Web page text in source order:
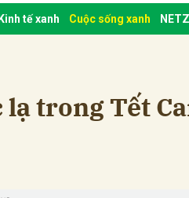
Kinh tế xanh Cuộc sống xanh
trong Tết